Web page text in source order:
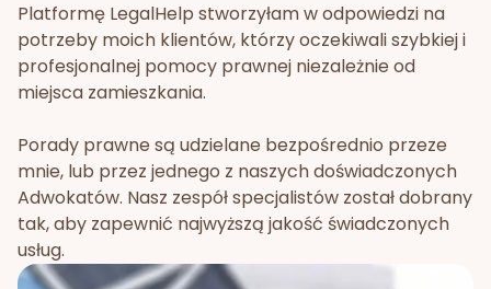
Platformę LegalHelp stworzyłam w odpowiedzi na
potrzeby moich klientów, którzy oczekiwali szybkiej i
profesjonalnej pomocy prawnej niezależnie od
miejsca zamieszkania.
Porady prawne są udzielane bezpośrednio przeze
mnie, lub przez jednego z naszych doświadczonych
Adwokatów. Nasz zespół specjalistów został dobrany
tak, aby zapewnić najwyższą jakość świadczonych
usług.